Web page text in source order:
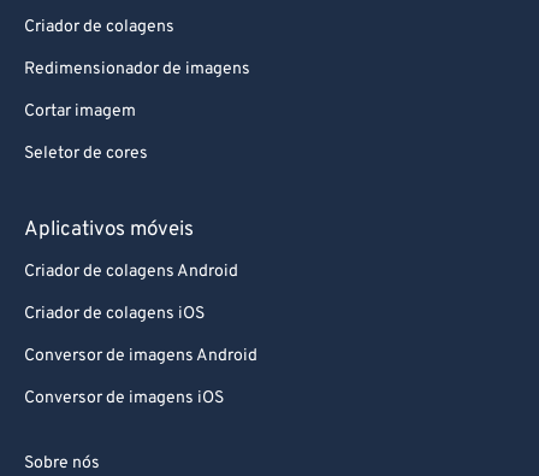
Criador de colagens
Redimensionador de imagens
Cortar imagem
Seletor de cores
Aplicativos móveis
Criador de colagens Android
Criador de colagens iOS
Conversor de imagens Android
Conversor de imagens iOS
Sobre nós